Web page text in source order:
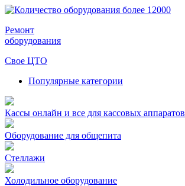
Ремонт
оборудования
Свое ЦТО
Популярные категории
Кассы онлайн и все для кассовых аппаратов
Оборудование для общепита
Стеллажи
Холодильное оборудование